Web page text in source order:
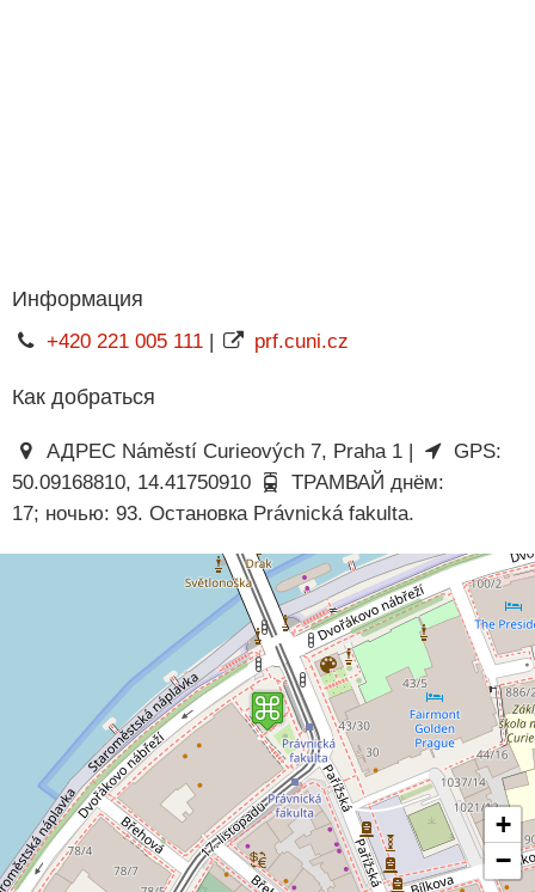
Информация
+420 221 005 111| prf.cuni.cz
Как добраться
АДРЕС Náměstí Curieových 7, Praha 1 |
GPS:
50.09168810, 14.41750910
ТРАМВАЙ днём:
17; ночью: 93. Остановка Právnická fakulta.
+
−